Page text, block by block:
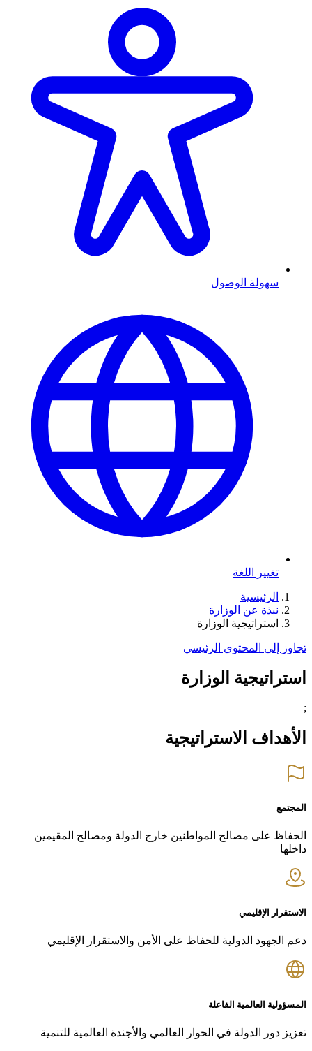
سهولة الوصول
تغيير اللغة
الرئيسية
نبذة عن الوزارة
استراتيجية الوزارة
تجاوز إلى المحتوى الرئيسي
استراتيجية الوزارة
;
الأهداف الاستراتيجية
المجتمع
الحفاظ على مصالح المواطنين خارج الدولة ومصالح المقيمين
داخلها
الاستقرار الإقليمي
دعم الجهود الدولية للحفاظ على الأمن والاستقرار الإقليمي
المسؤولية العالمية الفاعلة
تعزيز دور الدولة في الحوار العالمي والأجندة العالمية للتنمية